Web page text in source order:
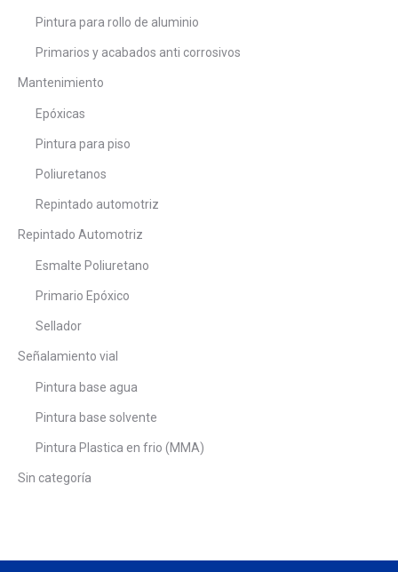
Pintura para rollo de aluminio
Primarios y acabados anti corrosivos
Mantenimiento
Epóxicas
Pintura para piso
Poliuretanos
Repintado automotriz
Repintado Automotriz
Esmalte Poliuretano
Primario Epóxico
Sellador
Señalamiento vial
Pintura base agua
Pintura base solvente
Pintura Plastica en frio (MMA)
Sin categoría